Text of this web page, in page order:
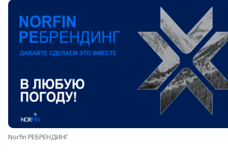
Norfin РЕБРЕНДИНГ